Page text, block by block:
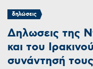
δηλώσεις
Δηλωσεις της
και του
συνάντησή τους